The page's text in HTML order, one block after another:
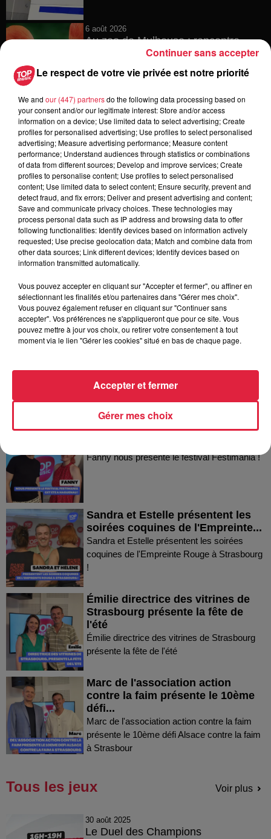
6 août 2026
Au zoo de Mulhouse : rencontre
avec les flamants rouges
6 août 2026
Les dernières infos sur la venue du
pape à Metz en septembre
5 août 2026
Europa-Park : des précisons sur
l’après Euro-Mir
Dans la même série
Thierry du Domaine Wunsch et
Thierry du Domaine Wunsch et Mann à
Wettolsheim !
Fanny nous présente le festival
Fanny nous présente le festival Festimania !
Sandra et Estelle présentent les
soirées coquines de l'Empreinte...
Sandra et Estelle présentent les soirées
coquines de l'Empreinte Rouge à Strasbourg
!
Émilie directrice des vitrines de
Strasbourg présente la fête de
l'été
Émilie directrice des vitrines de Strasbourg
présente la fête de l'été
Marc de l'association action
contre la faim présente le 10ème
défi...
Marc de l'association action contre la faim
présente le 10ème défi Alsace contre la faim
à Strasbour
Tous les jeux Voir plus
30 août 2025
Le Duel des Champions
Le respect de votre vie privée est notre priorité
We and our (447) partnersdo the following data processing based on
your consent and/or our legitimate interest: Store and/or access
information on a device; Use limited data to select advertising; Create
profiles for personalised advertising; Use profiles to select personalised
advertising; Measure advertising performance; Measure content
performance; Understand audiences through statistics or combinations
of data from different sources; Develop and improve services; Create
profiles to personalise content; Use profiles to select personalised
content; Use limited data to select content; Ensure security, prevent and
detect fraud, and fix errors; Deliver and present advertising and content;
Save and communicate privacy choices. These technologies may
process personal data such as IP address and browsing data to offer
following functionalities: Identify devices based on information actively
requested; Use precise geolocation data; Match and combine data from
other data sources; Link different devices; Identify devices based on
information transmitted automatically.
Vous pouvez accepter en cliquant sur "Accepter et fermer", ou affiner en
sélectionnant les finalités et/ou partenaires dans "Gérer mes choix".
Vous pouvez également refuser en cliquant sur "Continuer sans
accepter". Vos préférences ne s'appliqueront que pour ce site. Vous
pouvez mettre à jour vos choix, ou retirer votre consentement à tout
moment via le lien "Gérer les cookies" situé en bas de chaque page.
Gérer mes choix
Accepter et fermer
Continuer sans accepter